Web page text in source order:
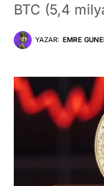
BTC (5,4
YAZAR: EMRE